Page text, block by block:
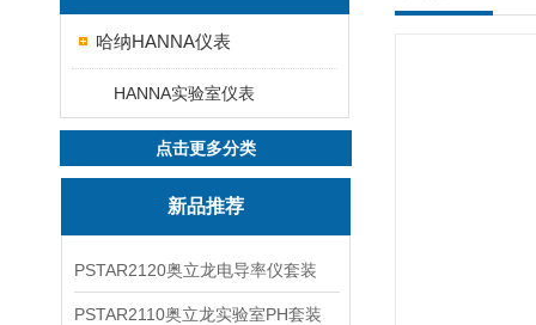
哈纳HANNA仪表
HANNA实验室仪表
点击更多分类
新品推荐
PSTAR2120奥立龙电导率仪套装
PSTAR2110奥立龙实验室PH套装